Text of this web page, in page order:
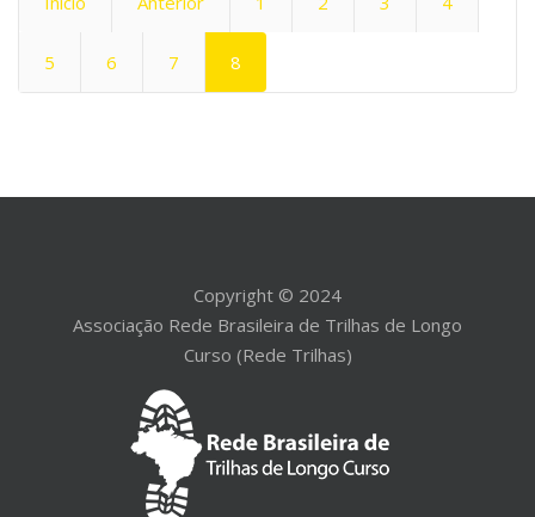
5 6 7 8
Copyright © 2024
Associação Rede Brasileira de Trilhas de Longo
Curso (Rede Trilhas)